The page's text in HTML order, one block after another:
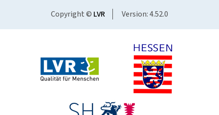
Copyright © LVR Version: 4.52.0